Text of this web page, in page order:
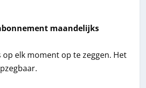
maandelijks
op elk moment op te zeggen. Het